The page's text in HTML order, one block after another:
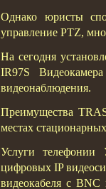
Однако юристы
управление PTZ,
На сегодня
IR97S
видеонаблюдения.
Преимущества
местах
Услуги телефонии
цифровых IP
видеокабеля с